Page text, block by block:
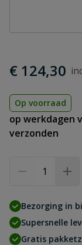
€ 124,30
Op voorraad
op werkdagen
verzonden
Bezorging in
Supersnelle
Gratis